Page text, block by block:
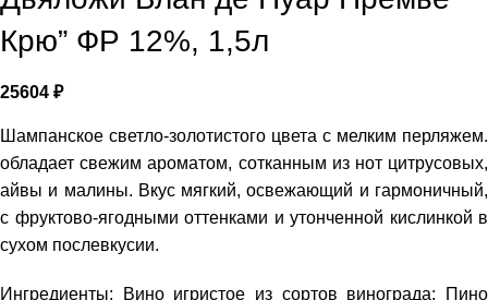
Крю” ФР 12%, 1,5л
25604 ₽
Шампанское светло-золотистого цвета с мелким перляжем.
обладает свежим ароматом, сотканным из нот цитрусовых,
айвы и малины. Вкус мягкий, освежающий и гармоничный,
с фруктово-ягодными оттенками и утонченной кислинкой в
сухом послевкусии.
Ингредиенты: Вино игристое из сортов винограда: Пино